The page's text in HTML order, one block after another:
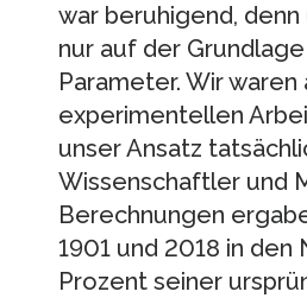
war beruhigend,
nur auf der
Parameter. Wir
experimentellen
unser Ansatz
Wissenschaftler und
Berechnungen
1901 und 2018 in
Prozent seiner